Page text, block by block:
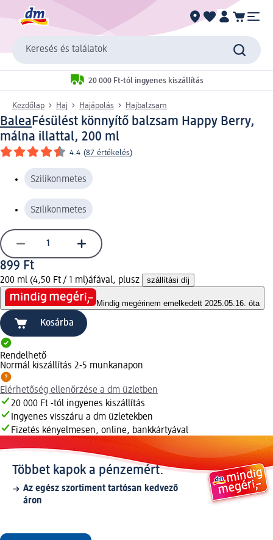
Keresés és találatok
20 000 Ft-tól ingyenes kiszállítás
Kezdőlap Haj Hajápolás Hajbalzsam
BaleaFésülést könnyítő balzsam Happy Berry,
málna illattal, 200 ml
4.4 (87 értékelés)
Szilikonmetes
Szilikonmetes
899 Ft
200 ml (4,50 Ft / 1 ml)áfával, plusz szállítási díj
Mindig megérinem emelkedett 2025.05.16. óta
Kosárba
Rendelhető
Normál kiszállítás 2-5 munkanapon
Elérhetőség ellenőrzése a dm üzletben
20 000 Ft -tól ingyenes kiszállítás
Ingyenes visszáru a dm üzletekben
Fizetés kényelmesen, online, bankkártyával
Többet kapok a pénzemért.
Az egész szortiment tartósan kedvező
áron